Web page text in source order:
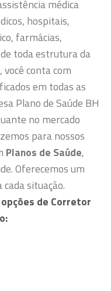
médica
hospitais,
farmácias,
toda estrutura da
conta com
em todas as
Plano de Saúde BH
no mercado
para nossos
Planos de Saúde,
Oferecemos um
situação.
de Corretor